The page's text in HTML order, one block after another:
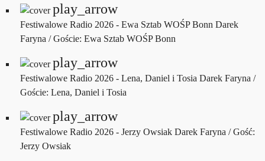
play_arrow
Festiwalowe Radio 2026 - Ewa Sztab WOŚP Bonn Darek
Faryna / Goście: Ewa Sztab WOŚP Bonn
play_arrow
Festiwalowe Radio 2026 - Lena, Daniel i Tosia Darek Faryna /
Goście: Lena, Daniel i Tosia
play_arrow
Festiwalowe Radio 2026 - Jerzy Owsiak Darek Faryna / Gość:
Jerzy Owsiak